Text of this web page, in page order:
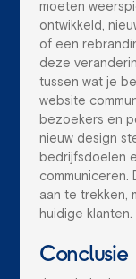
moeten
ontwikkeld,
of een
deze
tussen wat je
website
bezoekers en
nieuw design
bedrijfsdoelen
communiceren.
aan te trekken,
huidige klanten.
Conclusie